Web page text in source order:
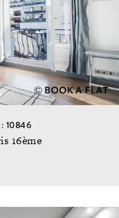
10846
16ème